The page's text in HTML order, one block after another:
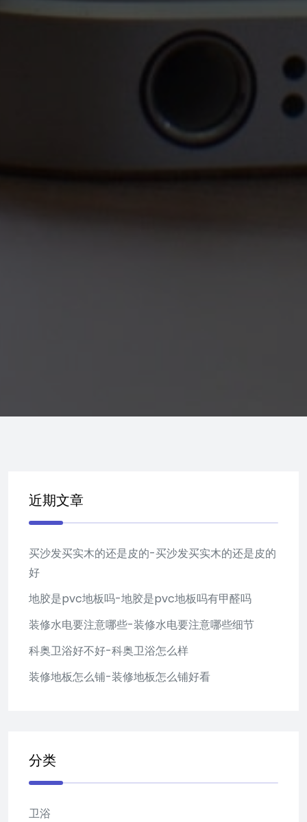
近期文章
买沙发买实木的还是皮的-买沙发买实木的还是皮的
好
地胶是pvc地板吗-地胶是pvc地板吗有甲醛吗
装修水电要注意哪些-装修水电要注意哪些细节
科奥卫浴好不好-科奥卫浴怎么样
装修地板怎么铺-装修地板怎么铺好看
分类
卫浴